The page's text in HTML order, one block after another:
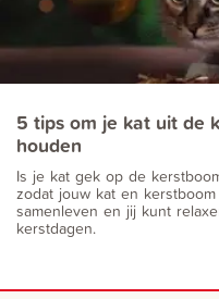
5 tips om je kat uit de
houden
Is je kat gek op de
zodat jouw kat en
samenleven en jij kunt
kerstdagen.